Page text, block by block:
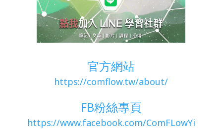
官方網站
https://comflow.tw/about/
FB粉絲專頁
https://www.facebook.com/ComFLowYi